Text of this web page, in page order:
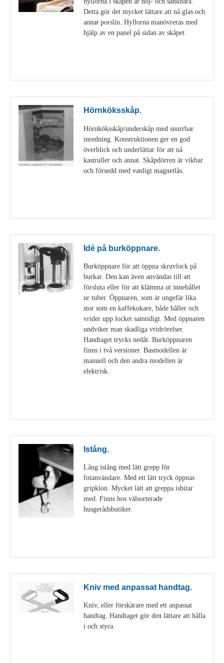
Detta gör det mycket lättare att nå glas och
annat porslin. Hyllorna manövreras med
hjälp av en panel på sidan av skåpet.
Hörnköksskåp.
Hörnköksskåp/underskåp med snurrbar
inredning. Konstruktionen ger en god
överblick och underlättar för att nå
kastruller och annat. Skåpdörren är vikbar
och försedd med vanligt magnetlås.
Idé på burköppnare.
Burköppnare för att öppna skruvlock på
burkar. Den kan även användas till att
försluta eller för att klämma ut innehållet
ur tuber. Öppnaren, som är ungefär lika
stor som en kaffekokare, både håller och
vrider upp locket samtidigt. Med öppnaren
undviker man skadliga vridrörelser.
Handtaget trycks nedåt. Burköppnaren
finns i två versioner. Basmodellen är
manuell och den andra modellen är
elektrisk.
Istång.
Lång istång med lätt grepp för
fotanvändare. Med ett lätt tryck öppnas
gripklon. Mycket lätt att greppa isbitar
med. Finns hos välsorterade
husgerådsbutiker.
Kniv med anpassat handtag.
Kniv, eller förskärare med ett anpassat
handtag. Handtaget gör den lättare att hålla
i och styra.